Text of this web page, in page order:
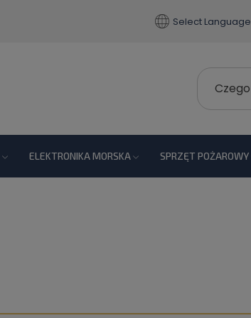
Select Language
ELEKTRONIKA MORSKA SPRZĘT POŻAROWY